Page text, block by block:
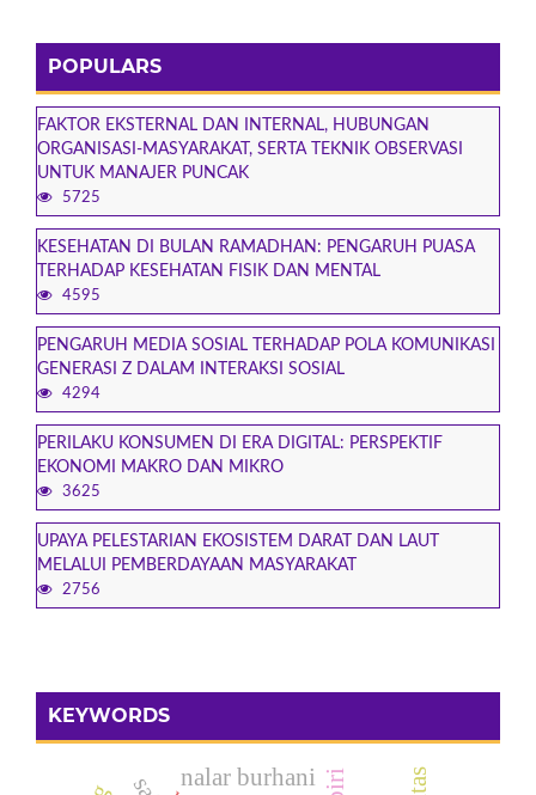
POPULARS
FAKTOR EKSTERNAL DAN INTERNAL, HUBUNGAN
ORGANISASI-MASYARAKAT, SERTA TEKNIK OBSERVASI
UNTUK MANAJER PUNCAK
5725
KESEHATAN DI BULAN RAMADHAN: PENGARUH PUASA
TERHADAP KESEHATAN FISIK DAN MENTAL
4595
PENGARUH MEDIA SOSIAL TERHADAP POLA KOMUNIKASI
GENERASI Z DALAM INTERAKSI SOSIAL
4294
PERILAKU KONSUMEN DI ERA DIGITAL: PERSPEKTIF
EKONOMI MAKRO DAN MIKRO
3625
UPAYA PELESTARIAN EKOSISTEM DARAT DAN LAUT
MELALUI PEMBERDAYAAN MASYARAKAT
2756
KEYWORDS
nalar burhani